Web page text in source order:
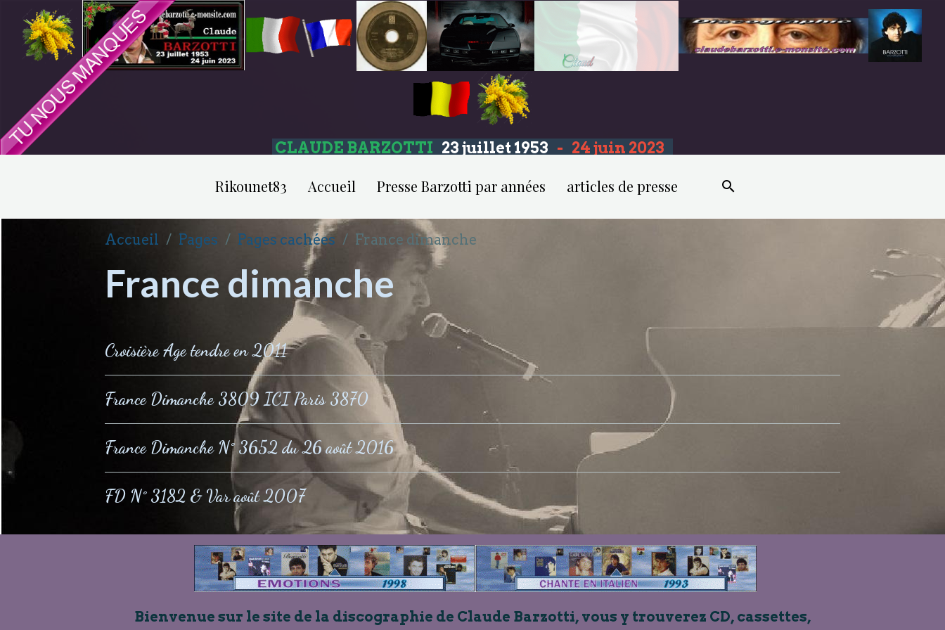
CLAUDE BARZOTTI 23 juillet 1953 - 24 juin 2023
Rikounet83 Accueil Presse Barzotti par années articles de presse
Accueil Pages Pages cachées France dimanche
France dimanche
Croisière Age tendre en 2011
France Dimanche 3809 ICI Paris 3870
France Dimanche N° 3652 du 26 août 2016
FD N° 3182 & Var août 2007
Bienvenue sur le site de la discographie de Claude Barzotti, vous y trouverez CD, cassettes,